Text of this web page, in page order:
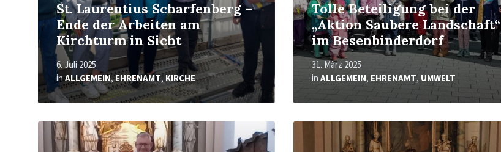
St. Laurentius Scharfenberg –
Ende der Arbeiten am
Kirchturm in Sicht
6. Juli 2025
in ALLGEMEIN,EHRENAMT,KIRCHE
Tolle Beteiligung bei der
„Aktion Saubere Landschaft“
im Besenbinderdorf
31. März 2025
in ALLGEMEIN, EHRENAMT, UMWELT
Mehr
erfahren
Mehr